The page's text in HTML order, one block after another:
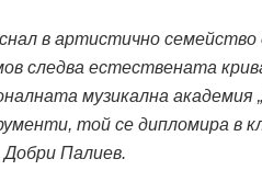
в артистично
следва естествената
музикална академия
той се дипломира в
Палиев.